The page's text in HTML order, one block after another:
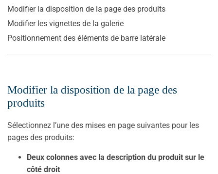
Modifier la disposition de la page des produits
Modifier les vignettes de la galerie
Positionnement des éléments de barre latérale
Modifier la disposition de la page des
produits
Sélectionnez l’une des mises en page suivantes pour les
pages des produits:
Deux colonnes avec la description du produit sur le
côté droit